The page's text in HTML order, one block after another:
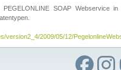
SOAP Webservice
version2_4/2009/05/12/